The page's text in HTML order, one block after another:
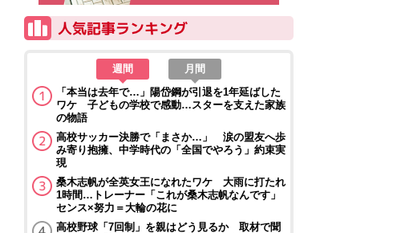
週間
月間
「本当は去年で…」陽岱鋼が引退を1年延ばした
ワケ 子どもの学校で感動…スターを支えた家族
の物語
高校サッカー決勝で「まさか…」 涙の盟友へ歩
み寄り抱擁、中学時代の「全国でやろう」約束実
現
桑木志帆が全英女王になれたワケ 大雨に打たれ
1時間…トレーナー「これが桑木志帆なんです」
センス×努力＝大輪の花に
高校野球「7回制」を親はどう見るか 取材で聞